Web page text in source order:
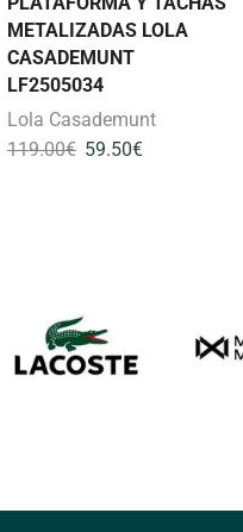
METALIZADAS LOLA
CASADEMUNT
LF2505034
Lola Casademunt
119.00€ 59.50€